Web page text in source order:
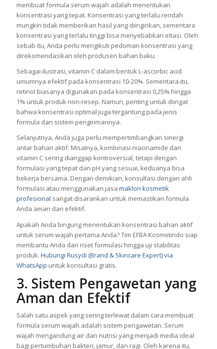
membuat formula serum wajah adalah menentukan
konsentrasi yang tepat. Konsentrasi yang terlalu rendah
mungkin tidak memberikan hasil yang diinginkan, sementara
konsentrasi yang terlalu tinggi bisa menyebabkan iritasi. Oleh
sebab itu, Anda perlu mengikuti pedoman konsentrasi yang
direkomendasikan oleh produsen bahan baku.
Sebagai ilustrasi, vitamin C dalam bentuk L-ascorbic acid
umumnya efektif pada konsentrasi 10-20%. Sementara itu,
retinol biasanya digunakan pada konsentrasi 0,25% hingga
1% untuk produk non-resep. Namun, penting untuk diingat
bahwa konsentrasi optimal juga tergantung pada jenis
formula dan sistem pengirimannya.
Selanjutnya, Anda juga perlu mempertimbangkan sinergi
antar bahan aktif. Misalnya, kombinasi niacinamide dan
vitamin C sering dianggap kontroversial, tetapi dengan
formulasi yang tepat dan pH yang sesuai, keduanya bisa
bekerja bersama. Dengan demikian, konsultasi dengan ahli
formulasi atau menggunakan jasa maklon kosmetik
profesional sangat disarankan untuk memastikan formula
Anda aman dan efektif.
Apakah Anda bingung menentukan konsentrasi bahan aktif
untuk serum wajah pertama Anda? Tim EFBA Kosmetindo siap
membantu Anda dari riset formulasi hingga uji stabilitas
produk. Hubungi Rusydi (Brand & Skincare Expert) via
WhatsApp untuk konsultasi gratis.
3. Sistem Pengawetan yang
Aman dan Efektif
Salah satu aspek yang sering terlewat dalam cara membuat
formula serum wajah adalah sistem pengawetan. Serum
wajah mengandung air dan nutrisi yang menjadi media ideal
bagi pertumbuhan bakteri, jamur, dan ragi. Oleh karena itu,